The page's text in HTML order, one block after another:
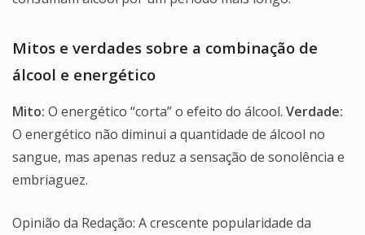
Mitos e verdades sobre a combinação de
álcool e energético
Mito: O energético “corta” o efeito do álcool. Verdade:
O energético não diminui a quantidade de álcool no
sangue, mas apenas reduz a sensação de sonolência e
embriaguez.
Opinião da Redação: A crescente popularidade da